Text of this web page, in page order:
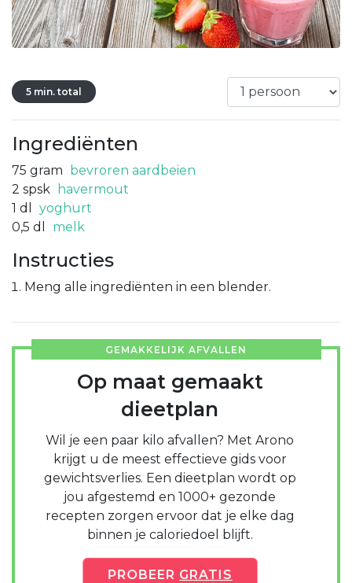
5 min. total
Ingrediënten
75 gram bevroren aardbeien
2 spsk
havermout
1 dl
yoghurt
0,5 dl melk
Instructies
Meng alle ingrediënten in een blender.
GEMAKKELIJK AFVALLEN
Op maat gemaakt
dieetplan
Wil je een paar kilo afvallen? Met Arono
krijgt u de meest effectieve gids voor
gewichtsverlies. Een dieetplan wordt op
jou afgestemd en 1000+ gezonde
recepten zorgen ervoor dat je elke dag
binnen je caloriedoel blijft.
PROBEER GRATIS